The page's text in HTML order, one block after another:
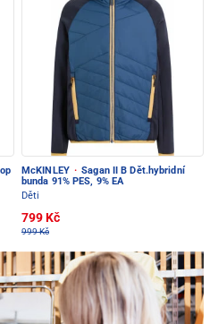
McKINLEY · Sagan II B Dět.hybridní
bunda 91% PES, 9% EA
Děti
799 Kč
999 Kč